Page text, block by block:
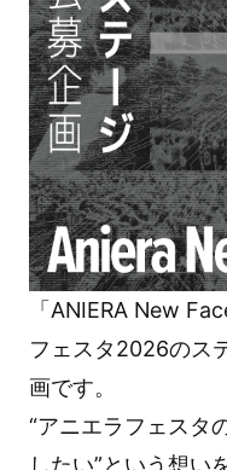
「ANIERA New
フェスタ2026のス
画です。
“アニエラフェスタ